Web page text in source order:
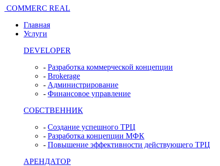
COMMERC REAL
Главная
Услуги
DEVELOPER
- Разработка коммерческой концепции
- Brokerage
- Администрирование
- Финансовое управление
СОБСТВЕННИК
- Создание успешного ТРЦ
- Разработка концепции МФК
- Повышение эффективности действующего ТРЦ
АРЕНДАТОР